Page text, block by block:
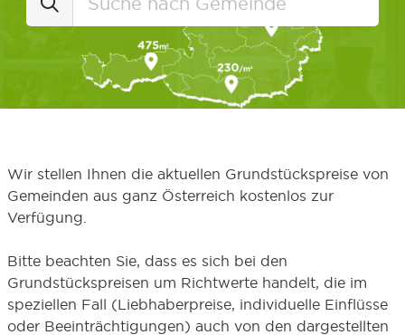
Wir stellen Ihnen die aktuellen Grundstückspreise von
Gemeinden aus ganz Österreich kostenlos zur
Verfügung.
Bitte beachten Sie, dass es sich bei den
Grundstückspreisen um Richtwerte handelt, die im
speziellen Fall (Liebhaberpreise, individuelle Einflüsse
oder Beeinträchtigungen) auch von den dargestellten